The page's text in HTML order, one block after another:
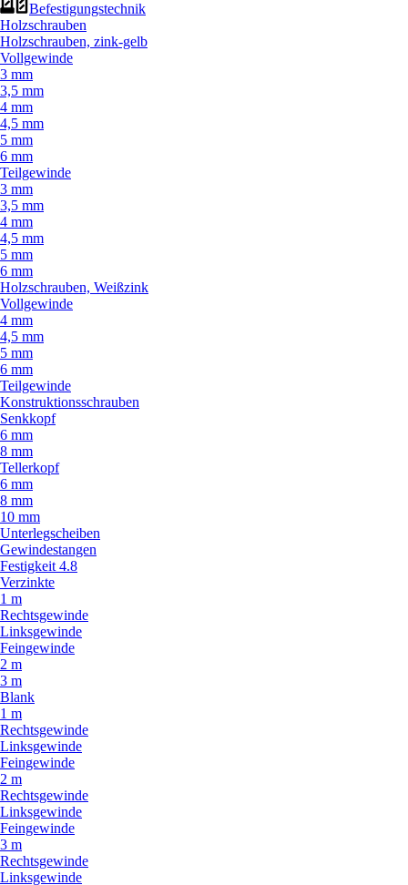
Befestigungstechnik
Holzschrauben
Holzschrauben, zink-gelb
Vollgewinde
3 mm
3,5 mm
4 mm
4,5 mm
5 mm
6 mm
Teilgewinde
3 mm
3,5 mm
4 mm
4,5 mm
5 mm
6 mm
Holzschrauben, Weißzink
Vollgewinde
4 mm
4,5 mm
5 mm
6 mm
Teilgewinde
Konstruktionsschrauben
Senkkopf
6 mm
8 mm
Tellerkopf
6 mm
8 mm
10 mm
Unterlegscheiben
Gewindestangen
Festigkeit 4.8
Verzinkte
1 m
Rechtsgewinde
Linksgewinde
Feingewinde
2 m
3 m
Blank
1 m
Rechtsgewinde
Linksgewinde
Feingewinde
2 m
Rechtsgewinde
Linksgewinde
Feingewinde
3 m
Rechtsgewinde
Linksgewinde